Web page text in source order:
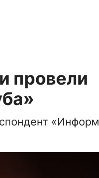
провели
«Информ